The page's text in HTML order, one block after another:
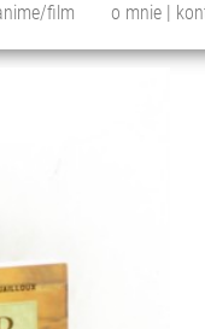
film o mnie |